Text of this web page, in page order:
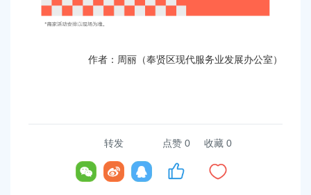
作者：周丽（奉贤区现代服务业发展办公室）
转发 点赞 0 收藏 0